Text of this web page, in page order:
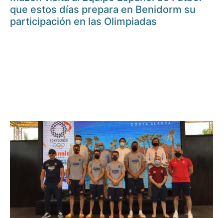
que estos días prepara en Benidorm su
participación en las Olimpiadas